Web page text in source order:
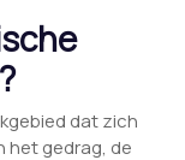
dat zich
het gedrag, de